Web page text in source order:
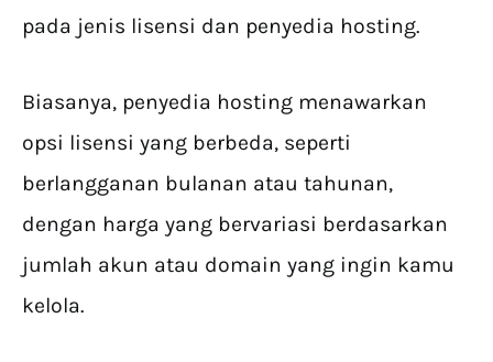
pada jenis lisensi dan penyedia hosting.
Biasanya, penyedia hosting menawarkan
opsi lisensi yang berbeda, seperti
berlangganan bulanan atau tahunan,
dengan harga yang bervariasi berdasarkan
jumlah akun atau domain yang ingin kamu
kelola.